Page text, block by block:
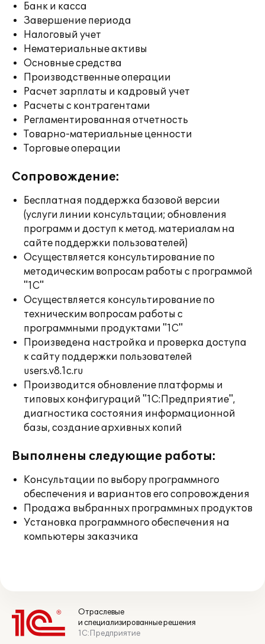
Банк и касса
Завершение периода
Налоговый учет
Нематериальные активы
Основные средства
Производственные операции
Расчет зарплаты и кадровый учет
Расчеты с контрагентами
Регламентированная отчетность
Товарно-материальные ценности
Торговые операции
Сопровождение:
Бесплатная поддержка базовой версии
(услуги линии консультации; обновления
программ и доступ к метод. материалам на
сайте поддержки пользователей)
Осуществляется консультирование по
методическим вопросам работы с программой
"1С"
Осуществляется консультирование по
техническим вопросам работы с
программными продуктами "1С"
Произведена настройка и проверка доступа
к сайту поддержки пользователей
users.v8.1c.ru
Производится обновление платформы и
типовых конфигураций "1С:Предприятие",
диагностика состояния информационной
базы, создание архивных копий
Выполнены следующие работы:
Консультации по выбору программного
обеспечения и вариантов его сопровождения
Продажа выбранных программных продуктов
Установка программного обеспечения на
компьютеры заказчика
Отраслевые
и специализированные решения
1С:Предприятие